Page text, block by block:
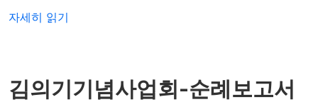
국립 5.18민주묘지 참배 및 사적지 순례 2016. 5. ~에 대해
자세히 읽기
김의기기념사업회-순례보고서